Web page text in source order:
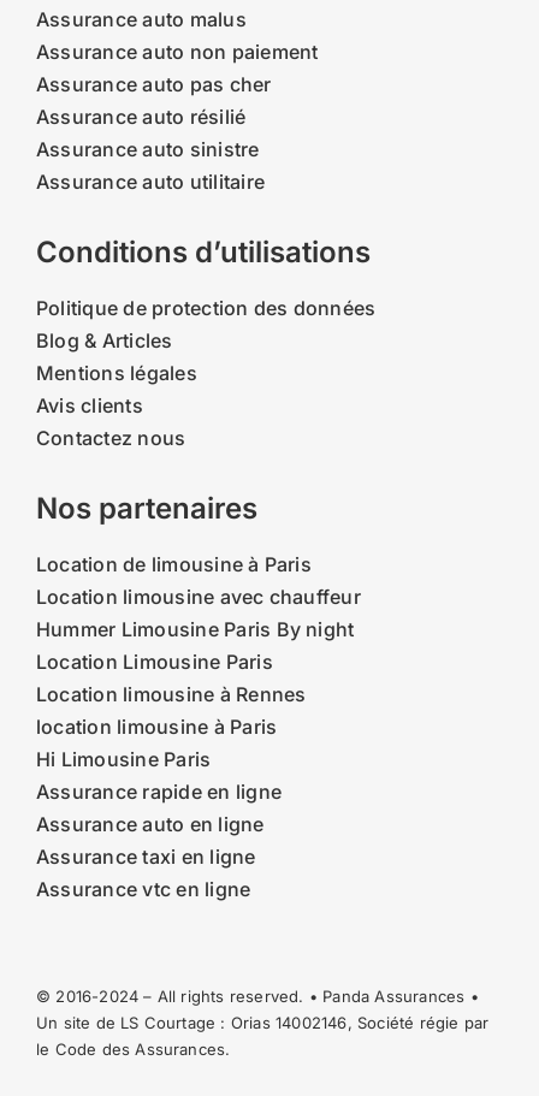
Assurance auto malus
Assurance auto non paiement
Assurance auto pas cher
Assurance auto résilié
Assurance auto sinistre
Assurance auto utilitaire
Conditions d’utilisations
Politique de protection des données
Blog & Articles
Mentions légales
Avis clients
Contactez nous
Nos partenaires
Location de limousine à Paris
Location limousine avec chauffeur
Hummer Limousine Paris By night
Location Limousine Paris
Location limousine à Rennes
location limousine à Paris
Hi Limousine Paris
Assurance rapide en ligne
Assurance auto en ligne
Assurance taxi en ligne
Assurance vtc en ligne
© 2016-2024 – All rights reserved. • Panda Assurances •
Un site de LS Courtage : Orias14002146, Société régie par
le Code des Assurances.